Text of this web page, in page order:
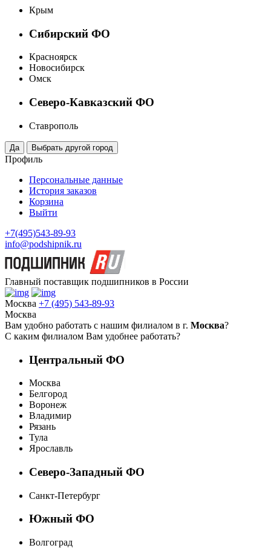
Крым
Сибирский ФО
Красноярск
Новосибирск
Омск
Северо-Кавказский ФО
Ставрополь
Профиль
Персональные данные
История заказов
Корзина
Выйти
+7(495)543-89-93
info@podshipnik.ru
Главный поставщик подшипников в России
Москва +7 (495) 543-89-93
Москва
Вам удобно работать с нашим филиалом в г. Москва?
С каким филиалом Вам удобнее работать?
Центральный ФО
Москва
Белгород
Воронеж
Владимир
Рязань
Тула
Ярославль
Северо-Западный ФО
Санкт-Петербург
Южный ФО
Волгоград